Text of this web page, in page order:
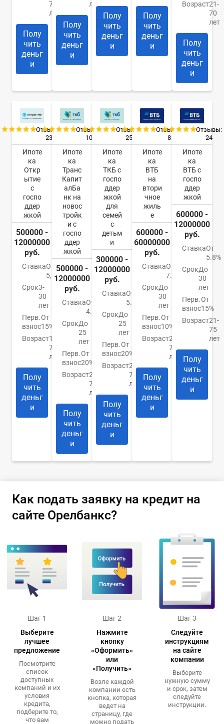
70
лет
Полу
чить
деньг
и
лет
Полу
чить
деньг
и
Полу
чить
деньг
и
Полу
чить
деньг
и
Возраст21-
70
лет
Полу
чить
деньг
и
Отзывы:
23
Ипоте
ка
Откр
ытие
с
госпо
ддер
жкой
500000 -
12000000
руб.
СтавкаОт
5,99%
Срок3-
30
лет
Перв.
взнос
От
15%
Возраст18-
70
лет
Полу
чить
деньг
и
Отзывы:
10
Ипоте
ка
Транс
Капит
алБа
нк на
новос
тройк
и с
госпо
ддер
жкой
500000 -
12000000
руб.
СтавкаОт
4.84%
СрокДо
25
лет
Перв.
взнос
От
20%
Возраст20-
75
лет
Полу
чить
деньг
и
Отзывы:
25
Ипоте
ка
ТКБ с
госпо
ддер
жкой
для
семей
с
детьм
и
300000 -
12000000
руб.
СтавкаОт
5.9%
СрокДо
25
лет
Перв.
взнос
От
20%
Возраст20-
75
лет
Полу
чить
деньг
и
Отзывы:
8
Ипоте
ка
ВТБ
на
втори
чное
жиль
е
600000 -
60000000
руб.
СтавкаОт
7.4%
СрокДо
30
лет
Перв.
взнос
От
10%
Возраст21-
75
лет
Полу
чить
деньг
и
Отзывы:
24
Ипоте
ка
ВТБ с
госпо
ддер
жкой
600000 -
12000000
руб.
СтавкаОт
5.8%
СрокДо
30
лет
Перв.
взнос
От
15%
Возраст21-
75
лет
Полу
чить
деньг
и
Как подать заявку на кредит на
сайте Орелбанкс?
Шаг 1
Выберите
лучшее
предложение
Посмотрите
список
доступных
компаний и их
условия
кредита,
подберите то,
что вам
Шаг 2
Нажмите
кнопку
«Оформить»
или
«Получить»
Возле каждой
компании есть
кнопка, которая
ведет на
страницу, где
можно подать
Шаг 3
Следуйте
инструкциям
на сайте
компании
Выберите
нужную сумму
и срок, затем
следуйте
инструкции.